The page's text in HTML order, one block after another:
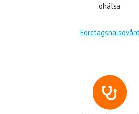
ohälsa
Företagshälsovård